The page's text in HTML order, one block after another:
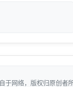
于网络，版权归原创